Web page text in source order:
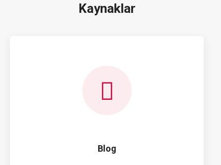
Kaynaklar
Blog